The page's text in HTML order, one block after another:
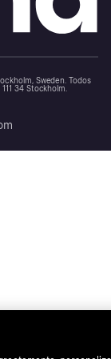
Sweden. Todos
34 Stockholm.